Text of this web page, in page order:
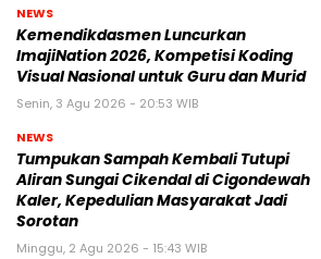
NEWS
Kemendikdasmen Luncurkan
ImajiNation 2026, Kompetisi Koding
Visual Nasional untuk Guru dan Murid
Senin, 3 Agu 2026 - 20:53 WIB
NEWS
Tumpukan Sampah Kembali Tutupi
Aliran Sungai Cikendal di Cigondewah
Kaler, Kepedulian Masyarakat Jadi
Sorotan
Minggu, 2 Agu 2026 - 15:43 WIB